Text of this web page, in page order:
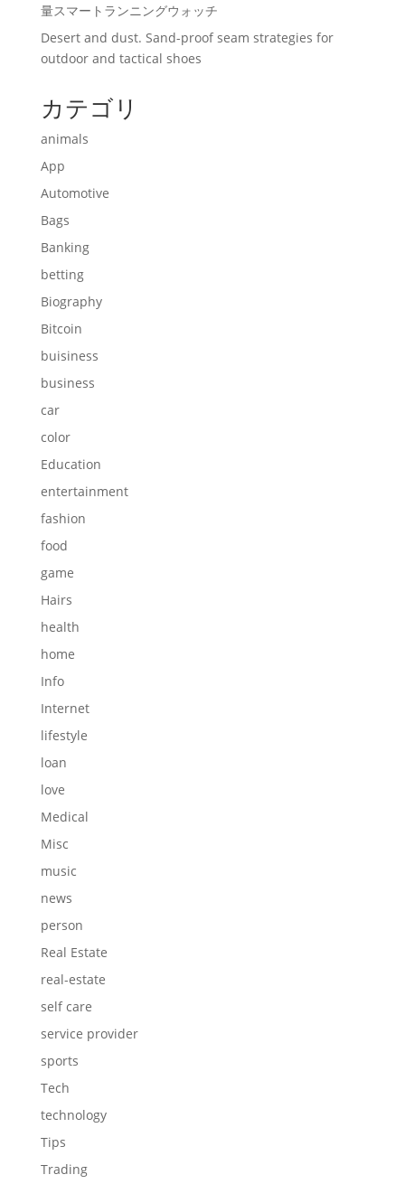
量スマートランニングウォッチ
Desert and dust. Sand-proof seam strategies for
outdoor and tactical shoes
カテゴリ
animals
App
Automotive
Bags
Banking
betting
Biography
Bitcoin
buisiness
business
car
color
Education
entertainment
fashion
food
game
Hairs
health
home
Info
Internet
lifestyle
loan
love
Medical
Misc
music
news
person
Real Estate
real-estate
self care
service provider
sports
Tech
technology
Tips
Trading